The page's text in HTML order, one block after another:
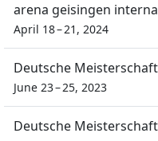
arena geisingen
April 18 – 21, 2024
Deutsche
June 23 – 25, 2023
Deutsche